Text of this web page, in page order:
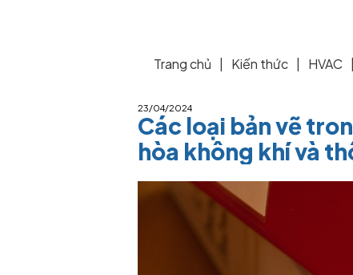
Trang chủ | Kiến thức | HVAC |
23/04/2024
Các loại bản vẽ
hòa không khí và